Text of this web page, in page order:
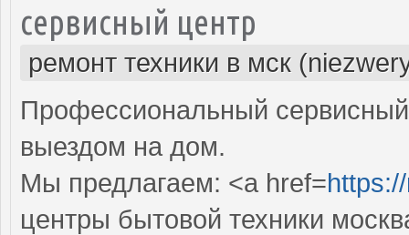
сервисный центр
ремонт техники в мск
Профессиональный
выездом на дом.
Мы предлагаем: <a href=
центры бытовой техники